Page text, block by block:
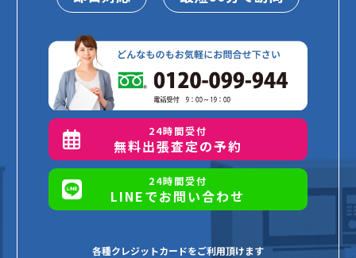
24時間受付
無料出張査定の予約
24時間受付
LINEでお問い合わせ
各種クレジットカードをご利用頂けます